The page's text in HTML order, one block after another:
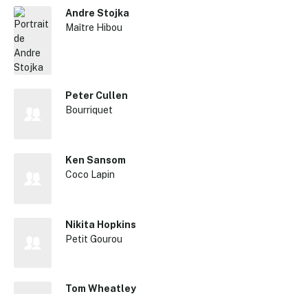
Andre Stojka
Maître Hibou
Peter Cullen
Bourriquet
Ken Sansom
Coco Lapin
Nikita Hopkins
Petit Gourou
Tom Wheatley